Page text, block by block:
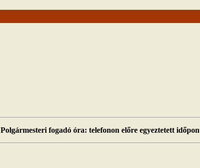
Polgármesteri fogadó óra: telefonon előre egyeztetett